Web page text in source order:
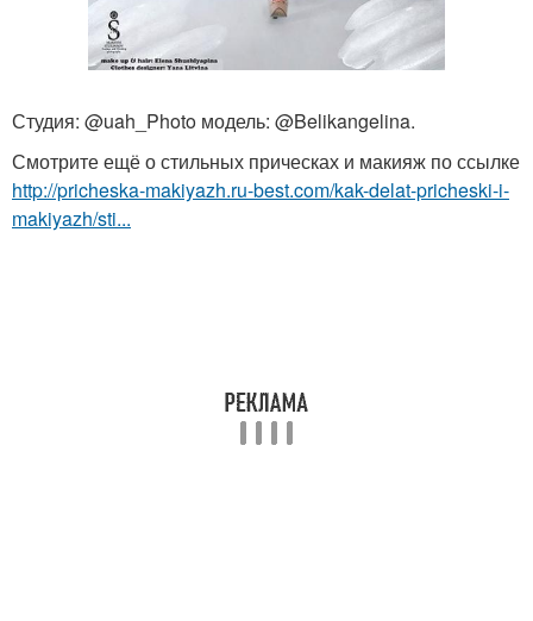
Студия: @uah_Photo модель: @Belikangelina.
Смотрите ещё о стильных прическах и макияж по ссылке
http://pricheska-makiyazh.ru-best.com/kak-delat-pricheski-i-
makiyazh/sti...